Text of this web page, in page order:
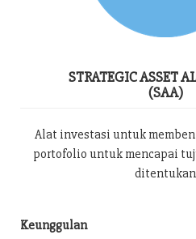
STRATEGIC ASSET
(SAA)
Alat investasi untuk
portofolio untuk mencapai
ditentukan
Keunggulan